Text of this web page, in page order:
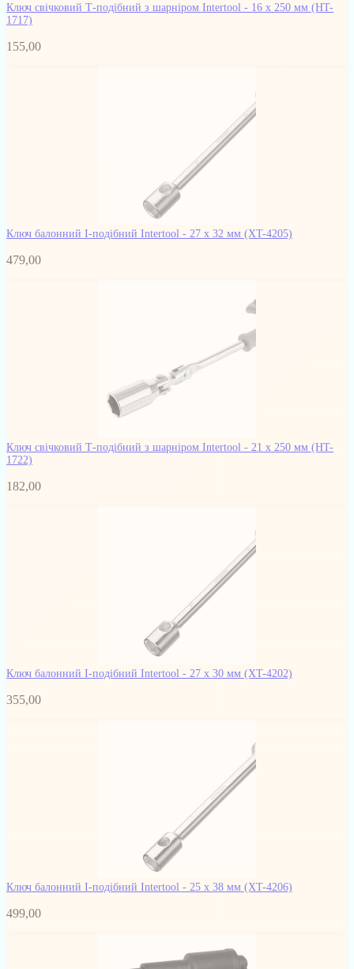
Ключ свічковий Т-подібний з шарніром Intertool - 16 х 250 мм (HT-
1717)
155,00
Ключ балонний I-подібний Intertool - 27 х 32 мм (XT-4205)
479,00
Ключ свічковий Т-подібний з шарніром Intertool - 21 х 250 мм (HT-
1722)
182,00
Ключ балонний I-подібний Intertool - 27 х 30 мм (XT-4202)
355,00
Ключ балонний I-подібний Intertool - 25 х 38 мм (XT-4206)
499,00